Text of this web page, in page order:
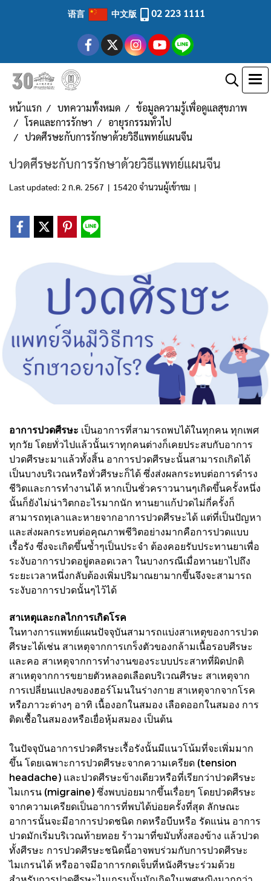
语言 中文版 02 223 1111
หน้าแรก บทความทั้งหมด
ข้อมูลความรู้เพื่อดูแลสุขภาพ
โรคและการรักษา
อายุรกรรมทั่วไป
ปวดศีรษะกับการรักษาด้วยวิธีแพทย์แผนจีน
ปวดศีรษะกับการรักษาด้วยวิธีแพทย์แผนจีน
Last updated: 2 ก.ค. 2567 | 15420 จำนวนผู้เข้าชม |
อาการปวดศีรษะ เป็นอาการที่สามารถพบได้ในทุกคน ทุกเพศ
ทุกวัย โดยทั่วไปแล้วนั้นเราทุกคนต่างก็เคยประสบกับอาการ
ปวดศีรษะมาแล้วทั้งสิ้น อาการปวดศีรษะนั้นสามารถเกิดได้
เป็นบางบริเวณหรือทั่วศีรษะก็ได้ ซึ่งส่งผลกระทบต่อการดำรง
ชีวิตและการทำงานได้ หากเป็นชั่วคราวนานๆเกิดขึ้นครั้งหนึ่ง
นั้นก็ยังไม่น่าวิตกอะไรมากนัก ทานยาแก้ปวดไม่กี่ครั้งก็
สามารถทุเลาและหายจากอาการปวดศีรษะได้ แต่ที่เป็นปัญหา
และส่งผลกระทบต่อคุณภาพชีวิตอย่างมากคือการปวดแบบ
เรื้อรัง ซึ่งจะเกิดขึ้นซ้ำๆเป็นประจำ ต้องคอยรับประทานยาเพื่อ
ระงับอาการปวดอยู่ตลอดเวลา ในบางกรณีเมื่อทานยาไปถึง
ระยะเวลาหนึ่งกลับต้องเพิ่มปริมาณยามากขึ้นจึงจะสามารถ
ระงับอาการปวดนั้นๆไว้ได้
สาเหตุและกลไกการเกิดโรค
ในทางการแพทย์แผนปัจจุบันสามารถแบ่งสาเหตุของการปวด
ศีรษะได้เช่น สาเหตุจากการเกร็งตัวของกล้ามเนื้อรอบศีรษะ
และคอ สาเหตุจากการทำงานของระบบประสาทที่ผิดปกติ
สาเหตุจากการขยายตัวหลอดเลือดบริเวณศีรษะ สาเหตุจาก
การเปลี่ยนแปลงของฮอร์โมนในร่างกาย สาเหตุจากจากโรค
หรือภาวะต่างๆ อาทิ เนื้องอกในสมอง เลือดออกในสมอง การ
ติดเชื้อในสมองหรือเยื่อหุ้มสมอง เป็นต้น
ในปัจจุบันอาการปวดศีรษะเรื้อรังนั้นมีแนวโน้มที่จะเพิ่มมาก
ขึ้น โดยเฉพาะการปวดศีรษะจากความเครียด (tension
headache) และปวดศีรษะข้างเดียวหรือที่เรียกว่าปวดศีรษะ
ไมเกรน (migraine) ซึ่งพบบ่อยมากขึ้นเรื่อยๆ โดยปวดศีรษะ
จากความเครียดเป็นอาการที่พบได้บ่อยครั้งที่สุด ลักษณะ
อาการนั้นจะมีอาการปวดชนิด กดหรือบีบหรือ รัดแน่น อาการ
ปวดมักเริ่มบริเวณท้ายทอย ร้าวมาที่ขมับทั้งสองข้าง แล้วปวด
ทั้งศีรษะ การปวดศีรษะชนิดนี้อาจพบร่วมกับการปวดศีรษะ
ไมเกรนได้ หรืออาจมีอาการกดเจ็บที่หนังศีรษะร่วมด้วย